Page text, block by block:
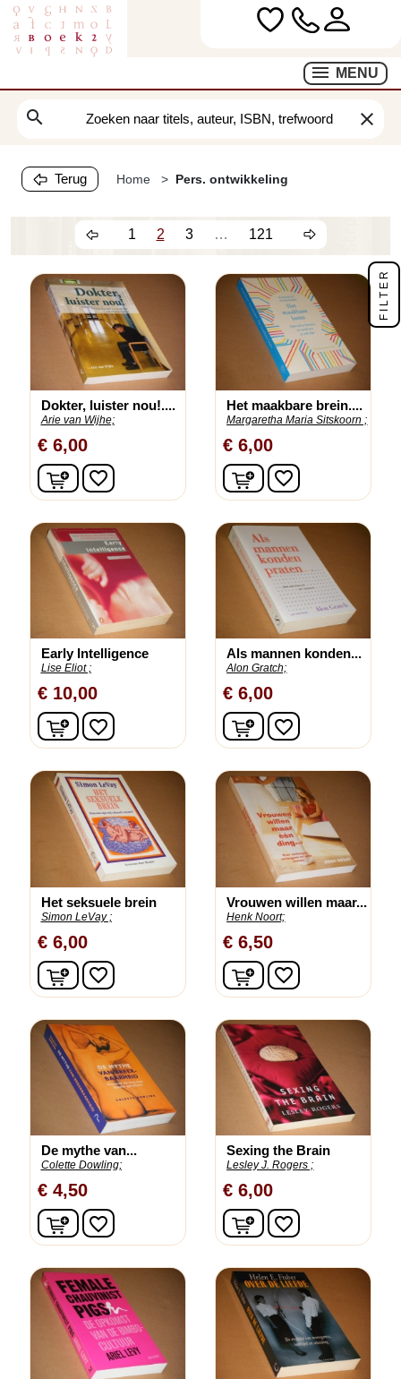
MENU
search clear
Terug Home Pers. ontwikkeling
1 2 3 … 121
Dokter, luister nou!....
Arie van Wijhe;
€ 6,00
In winkelwagen
favorite_border
Het maakbare brein....
Margaretha Maria Sitskoorn ;
€ 6,00
In winkelwagen
favorite_border
Early Intelligence
Lise Eliot ;
€ 10,00
In winkelwagen
favorite_border
Als mannen konden...
Alon Gratch;
€ 6,00
In winkelwagen
favorite_border
Het seksuele brein
Simon LeVay ;
€ 6,00
In winkelwagen
favorite_border
Vrouwen willen maar...
Henk Noort;
€ 6,50
In winkelwagen
favorite_border
De mythe van...
Colette Dowling;
€ 4,50
In winkelwagen
favorite_border
Sexing the Brain
Lesley J. Rogers ;
€ 6,00
In winkelwagen
favorite_border
FILTER